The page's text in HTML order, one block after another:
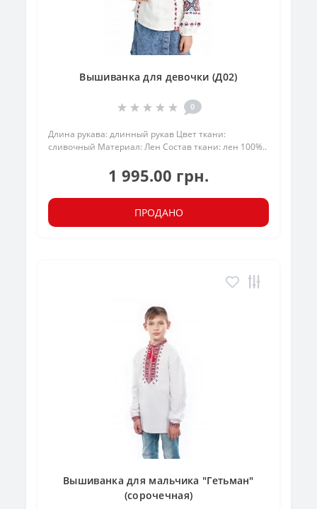
Вышиванка для девочки (Д02)
0
Длина рукава: длинный рукав Цвет ткани:
сливочный Материал: Лен Состав ткани: лен 100%..
1 995.00 грн.
ПРОДАНО
Вышиванка для мальчика "Гетьман"
(сорочечная)